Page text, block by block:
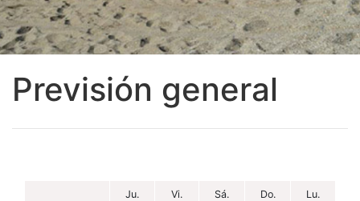
Previsión general
Ju.
Vi.
Sá.
Do.
Lu.